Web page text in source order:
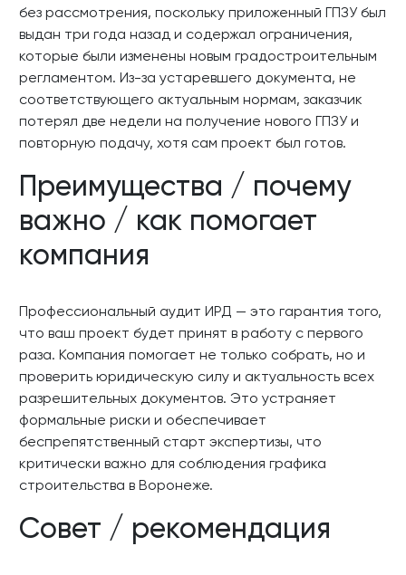
без рассмотрения, поскольку приложенный ГПЗУ был
выдан три года назад и содержал ограничения,
которые были изменены новым градостроительным
регламентом. Из-за устаревшего документа, не
соответствующего актуальным нормам, заказчик
потерял две недели на получение нового ГПЗУ и
повторную подачу, хотя сам проект был готов.
Преимущества / почему
важно / как помогает
компания
Профессиональный аудит ИРД — это гарантия того,
что ваш проект будет принят в работу с первого
раза. Компания помогает не только собрать, но и
проверить юридическую силу и актуальность всех
разрешительных документов. Это устраняет
формальные риски и обеспечивает
беспрепятственный старт экспертизы, что
критически важно для соблюдения графика
строительства в Воронеже.
Совет / рекомендация